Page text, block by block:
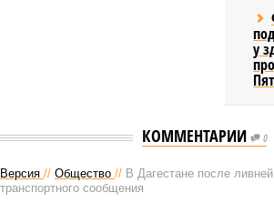
у
КОММЕНТАРИИ 0
Версия // Общество // В Дагестане после
транспортного сообщения